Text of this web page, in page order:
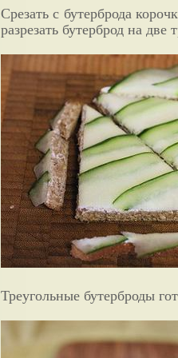
Срезать с бутерброда
разрезать бутерброд на две
Треугольные бутерброды